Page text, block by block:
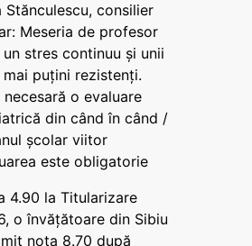
Stănculescu, consilier
Meseria de profesor
stres continuu și unii
mai puțini rezistenți.
necesară o evaluare
din când în când /
școlar viitor
este obligatorie
4.90 la Titularizare
o învățătoare din Sibiu
nota 8.70 după